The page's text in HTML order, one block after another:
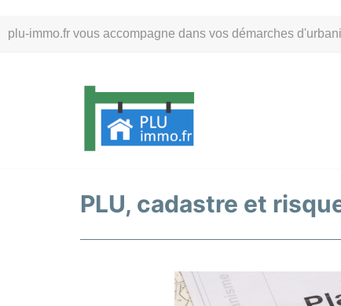
plu-immo.fr vous accompagne dans vos démarches
au
PLU, cadastre et